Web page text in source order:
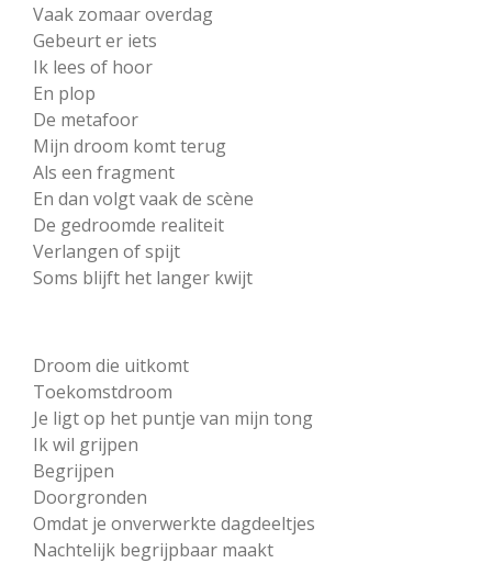
Vaak zomaar overdag
Gebeurt er iets
Ik lees of hoor
En plop
De metafoor
Mijn droom komt terug
Als een fragment
En dan volgt vaak de scène
De gedroomde realiteit
Verlangen of spijt
Soms blijft het langer kwijt
Droom die uitkomt
Toekomstdroom
Je ligt op het puntje van mijn tong
Ik wil grijpen
Begrijpen
Doorgronden
Omdat je onverwerkte dagdeeltjes
Nachtelijk begrijpbaar maakt